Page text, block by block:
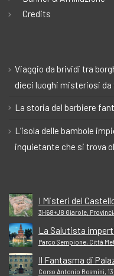
Credits
Viaggio da brividi tra
dieci luoghi misteriosi
La storia del barbiere
L’isola delle bambole
inquietante che si trova
I Misteri del
3H68+J8 Giarole,
La Salutista
Parco Sempione, Città
Il Fantasma di
Corso Antonio Rosmini,